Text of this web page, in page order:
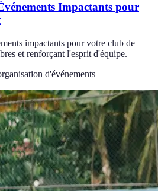
Impactants pour
impactants pour votre club de
et renforçant l'esprit d'équipe.
d'événements